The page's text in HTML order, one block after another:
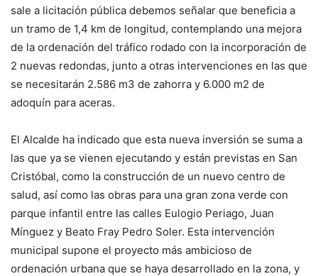
sale a licitación pública debemos señalar que beneficia a
un tramo de 1,4 km de longitud, contemplando una mejora
de la ordenación del tráfico rodado con la incorporación de
2 nuevas redondas, junto a otras intervenciones en las que
se necesitarán 2.586 m3 de zahorra y 6.000 m2 de
adoquín para aceras.
El Alcalde ha indicado que esta nueva inversión se suma a
las que ya se vienen ejecutando y están previstas en San
Cristóbal, como la construcción de un nuevo centro de
salud, así como las obras para una gran zona verde con
parque infantil entre las calles Eulogio Periago, Juan
Mínguez y Beato Fray Pedro Soler. Esta intervención
municipal supone el proyecto más ambicioso de
ordenación urbana que se haya desarrollado en la zona, y